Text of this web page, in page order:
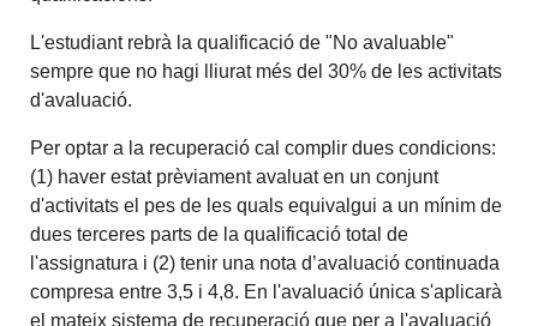
L'estudiant rebrà la qualificació de "No avaluable"
sempre que no hagi lliurat més del 30% de les activitats
d'avaluació.
Per optar a la recuperació cal complir dues condicions:
(1) haver estat prèviament avaluat en un conjunt
d'activitats el pes de les quals equivalgui a un mínim de
dues terceres parts de la qualificació total de
l'assignatura i (2) tenir una nota d’avaluació continuada
compresa entre 3,5 i 4,8. En l'avaluació única s'aplicarà
el mateix sistema de recuperació que per a l'avaluació